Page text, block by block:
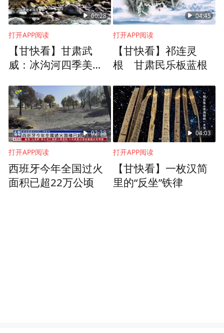
00:28
打开APP阅读
【甘快看】甘肃武
威：冰沟河四季美如
04:45
打开APP阅读
【甘快看】祁连灵
根 甘肃民乐板蓝根
02:38
打开APP阅读
西班牙今年全国过火
面积已超22万公顷
04:03
打开APP阅读
【甘快看】一枚汉简
里的“反坐”铁律